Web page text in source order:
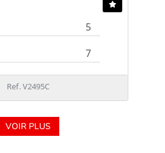
5
7
Ref. V2495C
VOIR PLUS